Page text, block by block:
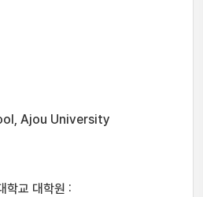
Ajou University
학교 대학원 :